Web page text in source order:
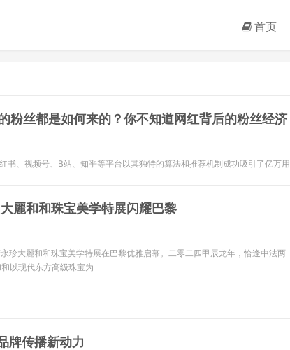
首页
粉丝都是如何来的？你不知道网红背后的粉丝经济
、视频号、B站、知乎等平台以其独特的算法和推荐机制成功吸引了亿万用
麗和和珠宝美学特展闪耀巴黎
珍大麗和和珠宝美学特展在巴黎优雅启幕。二零二四甲辰龙年，恰逢中法两
以现代东方高级珠宝为
牌传播新动力